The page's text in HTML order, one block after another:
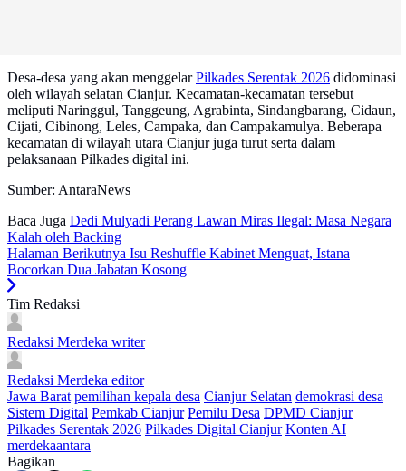
Desa-desa yang akan menggelarPilkades Serentak 2026 didominasi
oleh wilayah selatan Cianjur. Kecamatan-kecamatan tersebut
meliputi Naringgul, Tanggeung, Agrabinta, Sindangbarang, Cidaun,
Cijati, Cibinong, Leles, Campaka, dan Campakamulya. Beberapa
kecamatan di wilayah utara Cianjur juga turut serta dalam
pelaksanaan Pilkades digital ini.
Sumber: AntaraNews
Baca Juga Dedi Mulyadi Perang Lawan Miras Ilegal: Masa Negara
Kalah oleh Backing
Halaman Berikutnya Isu Reshuffle Kabinet Menguat, Istana
Bocorkan Dua Jabatan Kosong
Tim Redaksi
Redaksi Merdeka writer
Redaksi Merdeka editor
Jawa Barat pemilihan kepala desa Cianjur Selatan demokrasi desa
Sistem Digital Pemkab Cianjur Pemilu Desa DPMD Cianjur
Pilkades Serentak 2026 Pilkades Digital Cianjur Konten AI
merdekaantara
Bagikan